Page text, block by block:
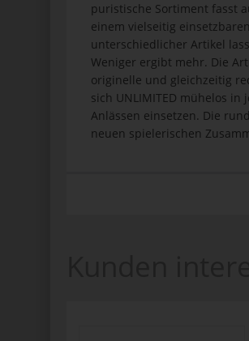
puristische Sortiment fasst
einem vielseitig
unterschiedlicher Artikel
Weniger ergibt mehr. Die
originelle und gleichzeitig
sich UNLIMITED mühelos
Anlässen einsetzen. Die
neuen spielerischen